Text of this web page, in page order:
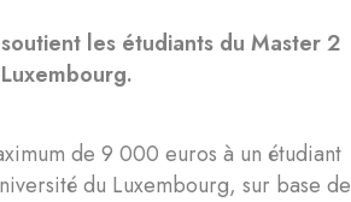
les étudiants du Master 2
de 9 000 euros à un étudiant
du Luxembourg, sur base de